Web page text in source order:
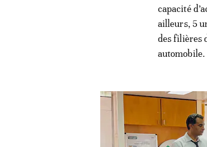
capacité
ailleurs, 5
des filières
automobile.